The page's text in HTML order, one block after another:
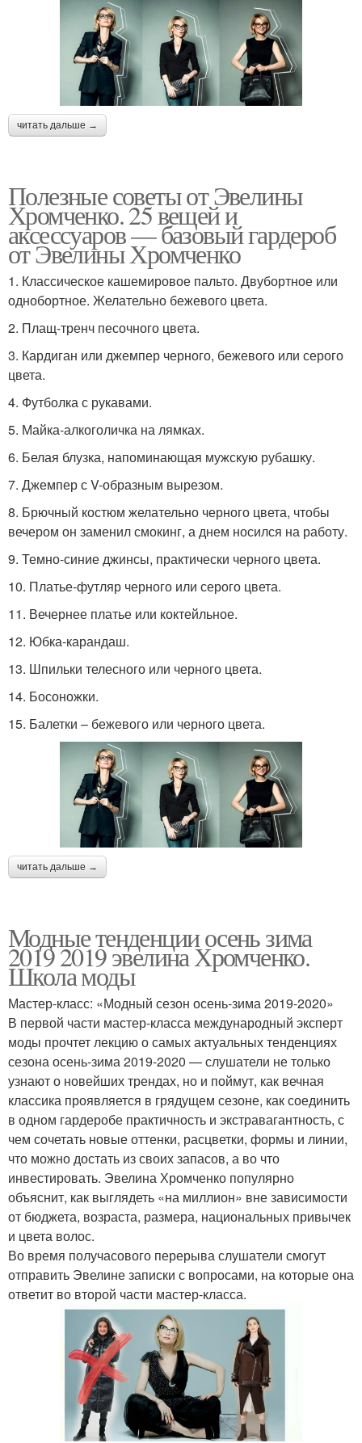
читать дальше →
Полезные советы от Эвелины
Хромченко. 25 вещей и
аксессуаров — базовый гардероб
от Эвелины Хромченко
1. Классическое кашемировое пальто. Двубортное или
однобортное. Желательно бежевого цвета.
2. Плащ-тренч песочного цвета.
3. Кардиган или джемпер черного, бежевого или серого
цвета.
4. Футболка с рукавами.
5. Майка-алкоголичка на лямках.
6. Белая блузка, напоминающая мужскую рубашку.
7. Джемпер с V-образным вырезом.
8. Брючный костюм желательно черного цвета, чтобы
вечером он заменил смокинг, а днем носился на работу.
9. Темно-синие джинсы, практически черного цвета.
10. Платье-футляр черного или серого цвета.
11. Вечернее платье или коктейльное.
12. Юбка-карандаш.
13. Шпильки телесного или черного цвета.
14. Босоножки.
15. Балетки – бежевого или черного цвета.
читать дальше →
Модные тенденции осень зима
2019 2019 эвелина Хромченко.
Школа моды
Мастер-класс: «Модный сезон осень-зима 2019-2020»
В первой части мастер-класса международный эксперт
моды прочтет лекцию о самых актуальных тенденциях
сезона осень-зима 2019-2020 — слушатели не только
узнают о новейших трендах, но и поймут, как вечная
классика проявляется в грядущем сезоне, как соединить
в одном гардеробе практичность и экстравагантность, с
чем сочетать новые оттенки, расцветки, формы и линии,
что можно достать из своих запасов, а во что
инвестировать. Эвелина Хромченко популярно
объяснит, как выглядеть «на миллион» вне зависимости
от бюджета, возраста, размера, национальных привычек
и цвета волос.
Во время получасового перерыва слушатели смогут
отправить Эвелине записки с вопросами, на которые она
ответит во второй части мастер-класса.